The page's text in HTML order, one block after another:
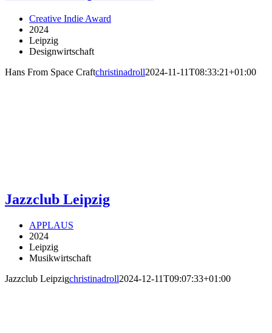
Creative Indie Award
2024
Leipzig
Designwirtschaft
Hans From Space Craftchristinadroll2024-11-11T08:33:21+01:00
Jazzclub Leipzig
APPLAUS
2024
Leipzig
Musikwirtschaft
Jazzclub Leipzigchristinadroll2024-12-11T09:07:33+01:00